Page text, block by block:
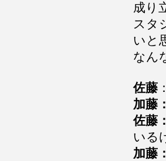
成り
スタ
いと
なん
佐藤
加藤：
佐藤：
いる
加藤：